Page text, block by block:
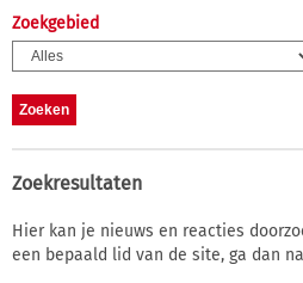
Zoekgebied
Zoekresultaten
Hier kan je nieuws en reacties
een bepaald lid van de site, ga dan